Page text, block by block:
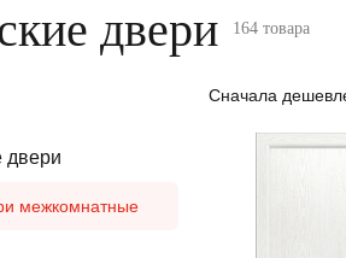
двери 164 товара
двери
межкомнатные
Сначала